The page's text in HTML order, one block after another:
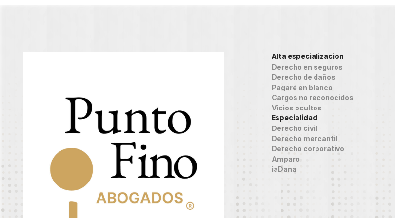
Alta especialización
Derecho en seguros
Derecho de daños
Pagaré en blanco
Cargos no reconocidos
Vicios ocultos
Especialidad
Derecho civil
Derecho mercantil
Derecho corporativo
Amparo
iaDana